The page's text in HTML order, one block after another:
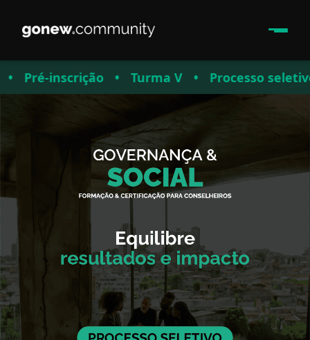
inscrição • Turma V • Processo seletivo •